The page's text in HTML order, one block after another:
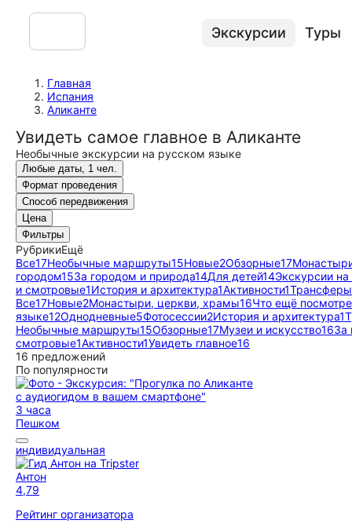
Экскурсии Туры
Главная
Испания
Аликанте
Увидеть самое главное в Аликанте
Необычные экскурсии на русском языке
Любые даты, 1 чел.
Формат проведения
Способ передвижения
Цена
Фильтры
РубрикиЕщё
Все17Необычные маршруты15Новые2Обзорные17
городом15За городом и природа14Для детей14Экскурсии
и смотровые1История и архитектура1Активности1Трансферы
Все17Новые2Монастыри, церкви, храмы16Что ещё
языке12Однодневные5Фотосессии2История и архитектура1
Необычные маршруты15Обзорные17Музеи и искусство16За
смотровые1Активности1Увидеть главное16
16 предложений
По популярности
3 часа
Пешком
индивидуальная
Антон
4,79
Рейтинг организатора